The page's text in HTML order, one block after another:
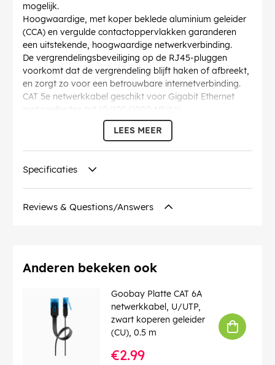
mogelijk.
Hoogwaardige, met koper beklede aluminium geleider
(CCA) en vergulde contactoppervlakken garanderen
een uitstekende, hoogwaardige netwerkverbinding.
De vergrendelingsbeveiliging op de RJ45-pluggen
voorkomt dat de vergrendeling blijft haken of afbreekt,
en zorgt zo voor een betrouwbare internetverbinding.
CAT 5e netwerkkabel geschikt voor Gigabit Ethernet
met snelheden tot 10/100/1000 Mbit/s
Netwerkstekker: paarvolgorde volgens EIA/TIA 568B,
kabelstructuur: getwist paar kabel
Lengtespecificatie van de Ethernetkabel is genoteerd
rechte connector.
AWG: 26/7 (stranded)
Specificatie: CAT 5e
Contact: EIA/TIA-568 B
Bedrijfstemperatuur tot: 60 °C
Bedrijfstemperatuur vanaf: -20 °C
max. bandbreedte
: 100 MHz
Knikbescherming
: dubbelzijdig
Kabeltype: Ronde kabel
Kabelmantel, materiaal: PVC
LEES MEER
Specificaties
Reviews & Questions/Answers
Anderen bekeken ook
Goobay Platte CAT 6A
netwerkkabel, U/UTP,
zwart koperen geleider
(CU), 0.5 m
€2.99